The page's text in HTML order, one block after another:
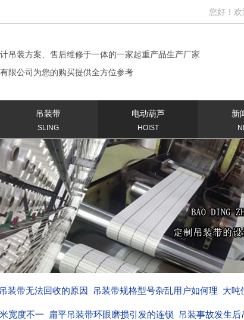
您好！欢迎访问
吊装方案、售后维修于一体的一家起重产品生产厂家
限公司为您的购买提供全方位参考
吊装带
SLING
电动葫芦
HOIST
新
装带无法回收的原因 吊装带规格型号杂乱用户如何理 大吨
宽度不一 扁平吊装带环眼磨损引发的连锁 吊装事故发生后